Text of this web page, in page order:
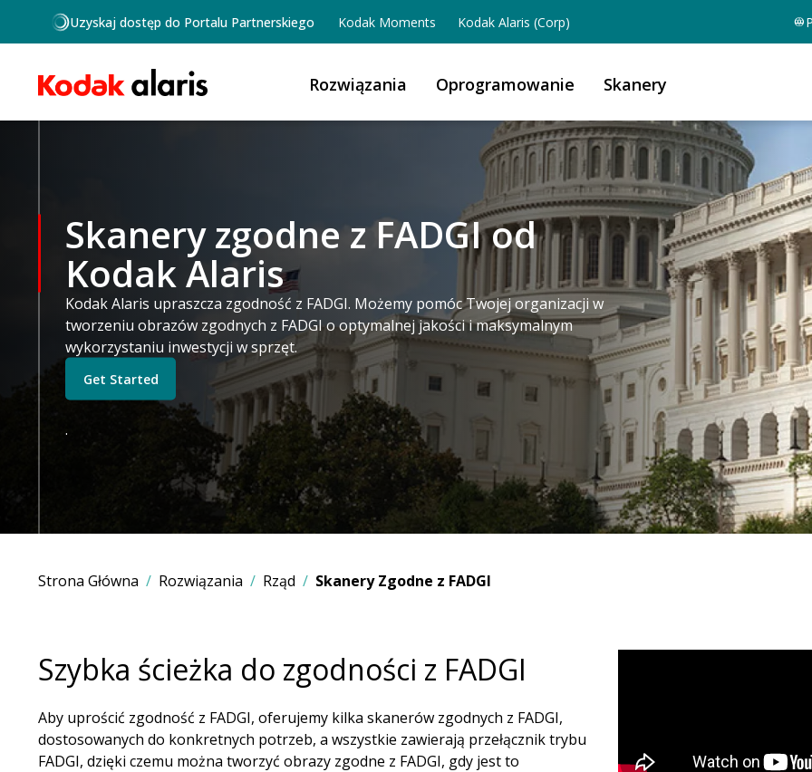
Przejdź do treści
Uzyskaj dostęp do Portalu Partnerskiego Kodak Moments Kodak Alaris (Corp)
Rozwiązania Oprogramowanie Skanery
Skanery zgodne z FADGI od
Kodak Alaris
Kodak Alaris upraszcza zgodność z FADGI. Możemy pomóc Twojej organizacji w
tworzeniu obrazów zgodnych z FADGI o optymalnej jakości i maksymalnym
wykorzystaniu inwestycji w sprzęt.
Get Started
.
Strona Główna Rozwiązania Rząd Skanery Zgodne z FADGI
Szybka ścieżka do zgodności z FADGI
Aby uprościć zgodność z FADGI, oferujemy kilka skanerów zgodnych z FADGI,
dostosowanych do konkretnych potrzeb, a wszystkie zawierają przełącznik trybu
FADGI, dzięki czemu można tworzyć obrazy zgodne z FADGI, gdy jest to